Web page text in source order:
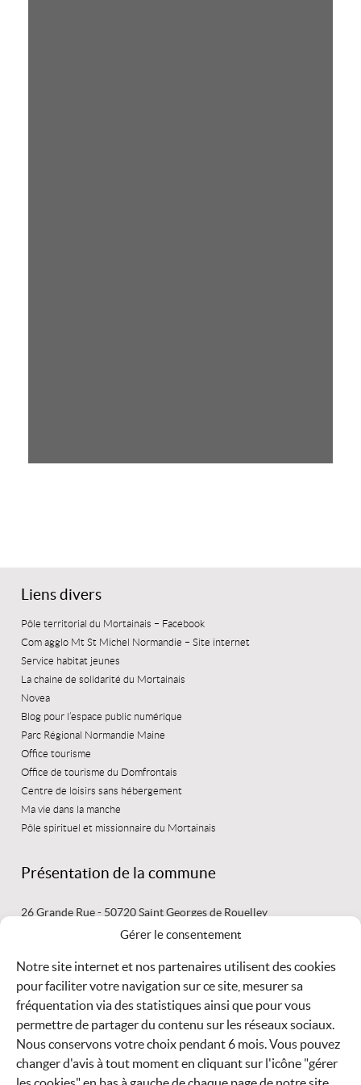
Gérer le consentement
Notre site internet et nos partenaires utilisent des cookies
pour faciliter votre navigation sur ce site, mesurer sa
fréquentation via des statistiques ainsi que pour vous
permettre de partager du contenu sur les réseaux sociaux.
Nous conservons votre choix pendant 6 mois. Vous pouvez
changer d'avis à tout moment en cliquant sur l'icône "gérer
Liens divers
Pôle territorial du Mortainais – Facebook
Com agglo Mt St Michel Normandie – Site internet
Service habitat jeunes
La chaine de solidarité du Mortainais
Novea
Blog pour l’espace public numérique
Parc Régional Normandie Maine
Office tourisme
Office de tourisme du Domfrontais
Centre de loisirs sans hébergement
Ma vie dans la manche
Pôle spirituel et missionnaire du Mortainais
Présentation de la commune
26 Grande Rue - 50720 Saint Georges de Rouelley
02 33 59 44 03 mairie@saintgeorgesderouelley.fr
le mardi de 9
LIRE
LA SUITE
Météo